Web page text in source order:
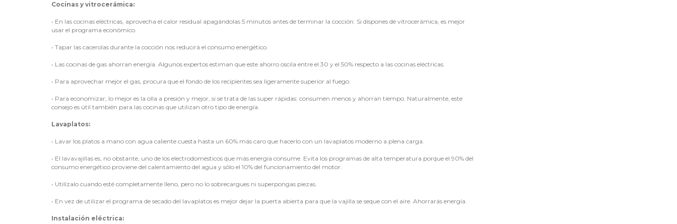
Cocinas y vitrocerámica:
• En las cocinas eléctricas, aprovecha el calor residual apagándolas 5 minutos antes de terminar la cocción. Si dispones de vitrocerámica, es mejor
usar el programa económico.
• Tapar las cacerolas durante la cocción nos reducirá el consumo energético.
• Las cocinas de gas ahorran energía. Algunos expertos estiman que este ahorro oscila entre el 30 y el 50% respecto a las cocinas eléctricas.
• Para aprovechar mejor el gas, procura que el fondo de los recipientes sea ligeramente superior al fuego.
• Para economizar, lo mejor es la olla a presión y mejor, si se trata de las super rápidas: consumen menos y ahorran tiempo. Naturalmente, este
consejo es útil también para las cocinas que utilizan otro tipo de energía.
Lavaplatos:
• Lavar los platos a mano con agua caliente cuesta hasta un 60% más caro que hacerlo con un lavaplatos moderno a plena carga.
• El lavavajillas es, no obstante, uno de los electrodomésticos que más energía consume. Evita los programas de alta temperatura porque el 90% del
consumo energético proviene del calentamiento del agua y sólo el 10% del funcionamiento del motor.
• Utilízalo cuando esté completamente lleno, pero no lo sobrecargues ni superpongas piezas.
• En vez de utilizar el programa de secado del lavaplatos es mejor dejar la puerta abierta para que la vajilla se seque con el aire. Ahorrarás energía.
Instalación eléctrica: